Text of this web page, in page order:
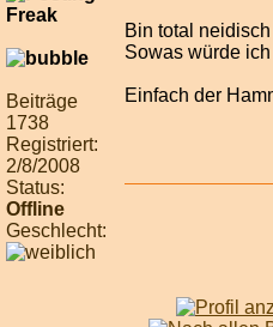
Beiträge
1738
Registriert:
2/8/2008
Status:
Offline
Geschlecht:
Bin total neidisch
Sowas würde
Einfach der